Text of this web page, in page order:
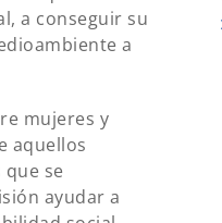
a conseguir su
a
mujeres y
aquellos
se
ayudar a